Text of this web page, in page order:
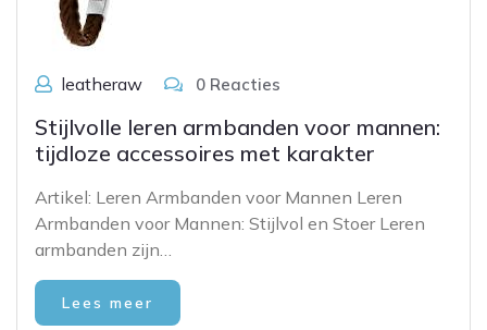
leatheraw 0 Reacties
Stijlvolle leren armbanden voor mannen:
tijdloze accessoires met karakter
Artikel: Leren Armbanden voor Mannen Leren
Armbanden voor Mannen: Stijlvol en Stoer Leren
armbanden zijn…
Lees meer